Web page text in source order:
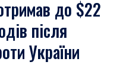
до $22
після
України